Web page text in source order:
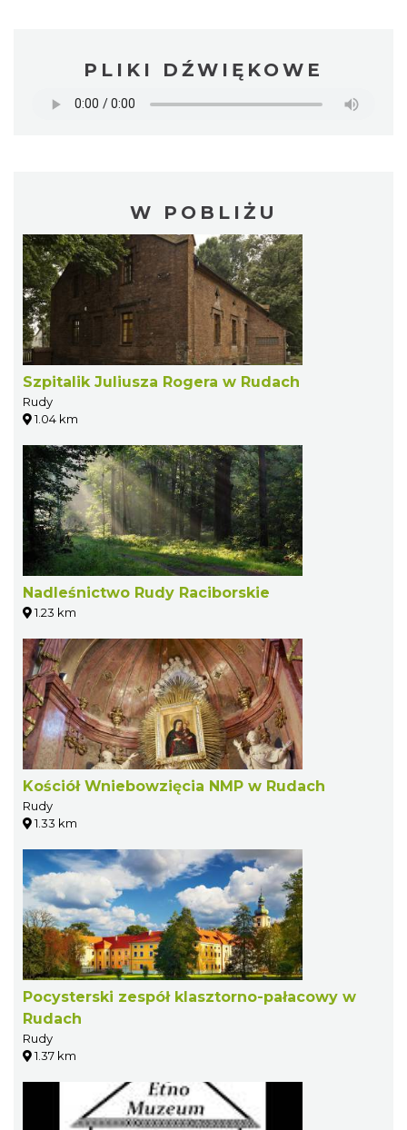
PLIKI DŹWIĘKOWE
W POBLIŻU
Szpitalik Juliusza Rogera w Rudach
Rudy
1.04 km
Nadleśnictwo Rudy Raciborskie
1.23 km
Kościół Wniebowzięcia NMP w Rudach
Rudy
1.33 km
Pocysterski zespół klasztorno-pałacowy w
Rudach
Rudy
1.37 km